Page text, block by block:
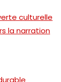
culturelle
la narration